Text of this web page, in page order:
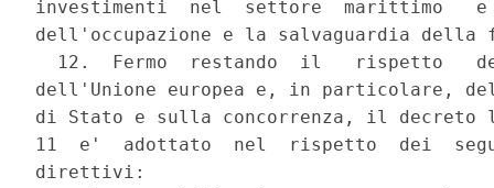
investimenti  nel  settore  marittimo
dell'occupazione e la salvaguardia
12.  Fermo  restando  il   rispetto
dell'Unione europea e, in particolare,
di Stato e sulla concorrenza, il decreto
11  e'  adottato  nel  rispetto  dei
direttivi: